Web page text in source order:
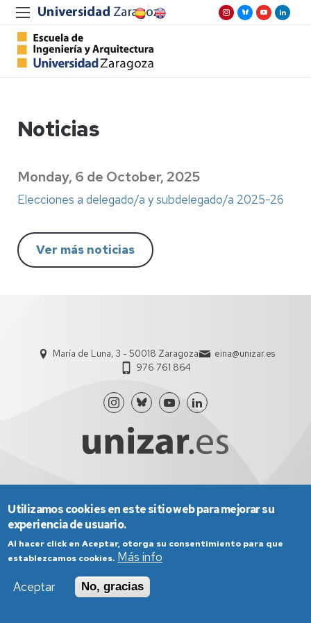
Noticias
Monday, 6 de October, 2025
Elecciones a delegado/a y subdelegado/a 2025-26
Ver más noticias
María de Luna, 3 - 50018 Zaragoza
eina@unizar.es
976 761 864
Aviso Legal
Condiciones generales de uso
Política de Privacidad
Política de Cookies
Política de Accesibilidad
Utilizamos cookies en este sitio web para mejorar su
experiencia de usuario.
Al hacer click en Aceptar, otorga su consentimiento para que
establezcamos cookies. Más info
Aceptar
No, gracias